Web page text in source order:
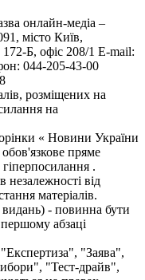
онлайн-медіа –
місто Київ,
Б, офіс 208/1 E-mail:
044-205-43-00
розміщених на
на
« Новини України
обов'язкове пряме
.
від
матеріалів.
видань) - повинна бути
абзаці
"Заява",
"Тест-драйв",